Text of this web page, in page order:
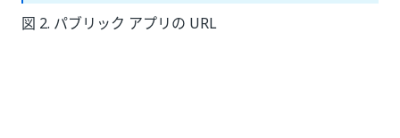
図 2. パブリック アプリの URL